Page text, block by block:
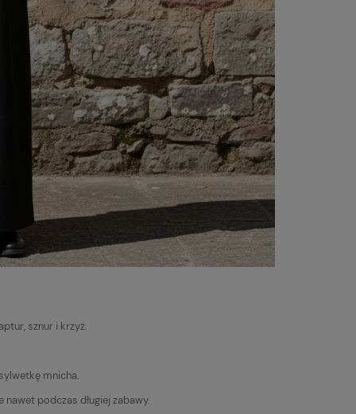
sznur i krzyż.
mnicha.
podczas długiej zabawy.